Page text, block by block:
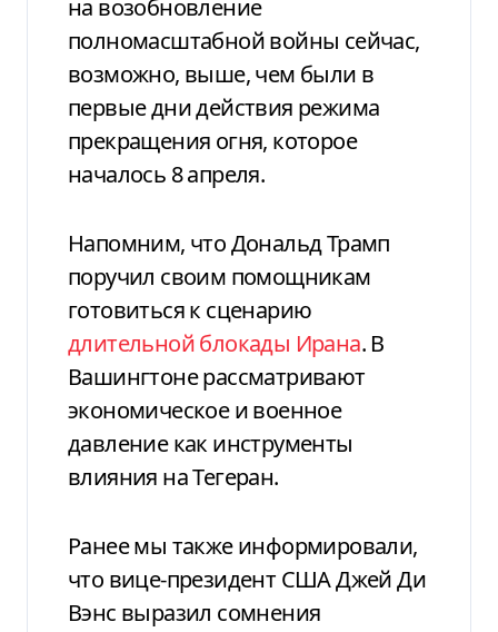
на возобновление
полномасштабной войны сейчас,
возможно, выше, чем были в
первые дни действия режима
прекращения огня, которое
началось 8 апреля.
Напомним, что Дональд Трамп
поручил своим помощникам
готовиться к сценарию
длительной блокады Ирана. В
Вашингтоне рассматривают
экономическое и военное
давление как инструменты
влияния на Тегеран.
Ранее мы также информировали,
что вице-президент США Джей Ди
Вэнс выразил сомнения